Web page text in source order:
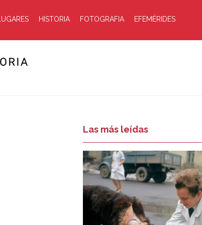
LUGARES HISTORIA FOTOGRAFIA EFEMÉRIDES
Las más leídas